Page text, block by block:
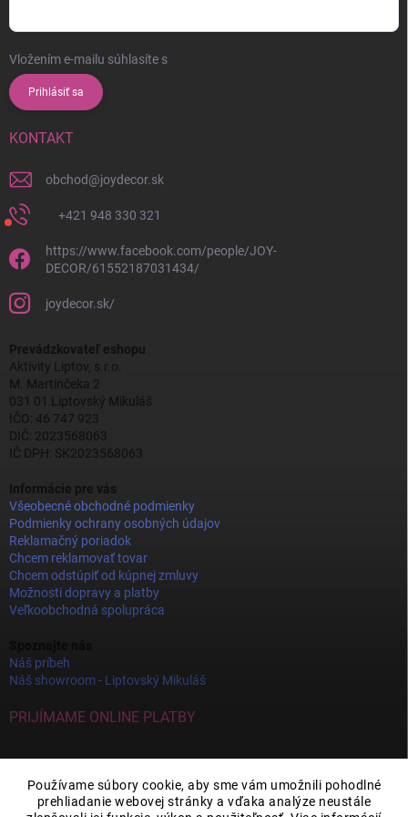
Používame súbory cookie, aby sme vám umožnili pohodlné
prehliadanie webovej stránky a vďaka analýze neustále
Vložením e-mailu súhlasíte s
Prihlásiť sa
KONTAKT
obchod@joydecor.sk
+421 948 330 321
https://www.facebook.com/people/JOY-
DECOR/61552187031434/
joydecor.sk/
Prevádzkovateľ eshopu
Aktivity Liptov, s.r.o.
M. Martinčeka 2
031 01 Liptovský Mikuláš
IČO: 46 747 923
DIČ: 2023568063
IČ DPH: SK2023568063
Informácie pre vás
Všeobecné obchodné podmienky
Podmienky ochrany osobných údajov
Reklamačný poriadok
Chcem reklamovať tovar
Chcem odstúpiť od kúpnej zmluvy
Možnosti dopravy a platby
Veľkoobchodná spolupráca
Náš príbeh
Náš showroom - Liptovský Mikuláš
PRIJÍMAME ONLINE PLATBY